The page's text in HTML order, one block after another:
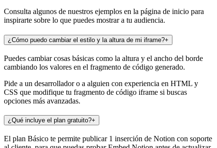
Consulta algunos de nuestros ejemplos en la página de inicio para
inspirarte sobre lo que puedes mostrar a tu audiencia.
¿Cómo puedo cambiar el estilo y la altura de mi iframe?+
Puedes cambiar cosas básicas como la altura y el ancho del borde
cambiando los valores en el fragmento de código generado.
Pide a un desarrollador o a alguien con experiencia en HTML y
CSS que modifique tu fragmento de código iframe si buscas
opciones más avanzadas.
¿Qué incluye el plan gratuito?+
El plan Básico te permite publicar 1 inserción de Notion con soporte